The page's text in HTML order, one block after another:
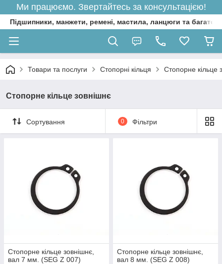
Ми працюємо. Звертайтесь за консультацією!
Підшипники, манжети, ремені, мастила, ланцюги та багато
Товари та послуги Стопорні кільця Стопорне кільце
Стопорне кільце зовнішнє
Сортування 0 Фільтри
Стопорне кільце зовнішнє,
вал 7 мм. (SEG Z 007)
Стопорне кільце зовнішнє,
вал 8 мм. (SEG Z 008)